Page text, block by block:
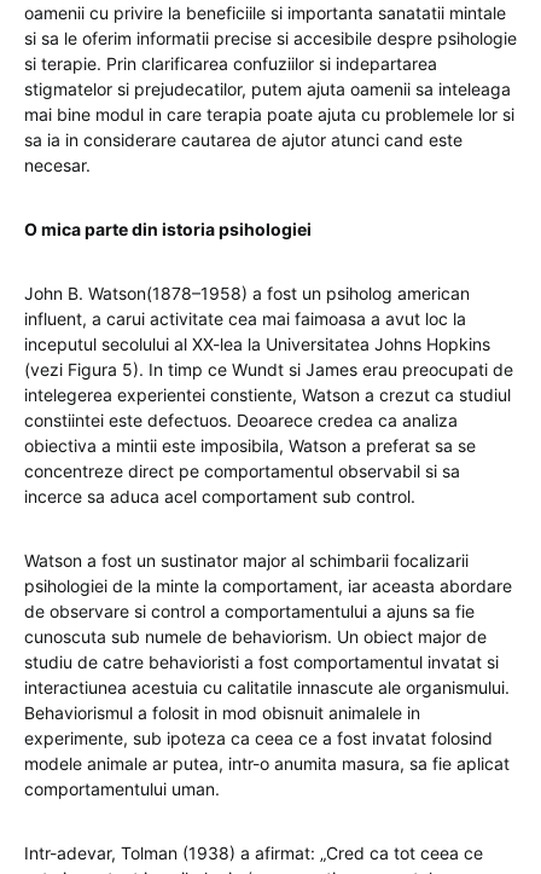
oamenii cu privire la beneficiile si importanta sanatatii mintale
si sa le oferim informatii precise si accesibile despre psihologie
si terapie. Prin clarificarea confuziilor si indepartarea
stigmatelor si prejudecatilor, putem ajuta oamenii sa inteleaga
mai bine modul in care terapia poate ajuta cu problemele lor si
sa ia in considerare cautarea de ajutor atunci cand este
necesar.
O mica parte din istoria psihologiei
John B. Watson(1878–1958) a fost un psiholog american
influent, a carui activitate cea mai faimoasa a avut loc la
inceputul secolului al XX-lea la Universitatea Johns Hopkins
(vezi Figura 5). In timp ce Wundt si James erau preocupati de
intelegerea experientei constiente, Watson a crezut ca studiul
constiintei este defectuos. Deoarece credea ca analiza
obiectiva a mintii este imposibila, Watson a preferat sa se
concentreze direct pe comportamentul observabil si sa
incerce sa aduca acel comportament sub control.
Watson a fost un sustinator major al schimbarii focalizarii
psihologiei de la minte la comportament, iar aceasta abordare
de observare si control a comportamentului a ajuns sa fie
cunoscuta sub numele de behaviorism. Un obiect major de
studiu de catre behavioristi a fost comportamentul invatat si
interactiunea acestuia cu calitatile innascute ale organismului.
Behaviorismul a folosit in mod obisnuit animalele in
experimente, sub ipoteza ca ceea ce a fost invatat folosind
modele animale ar putea, intr-o anumita masura, sa fie aplicat
comportamentului uman.
Intr-adevar, Tolman (1938) a afirmat: „Cred ca tot ceea ce